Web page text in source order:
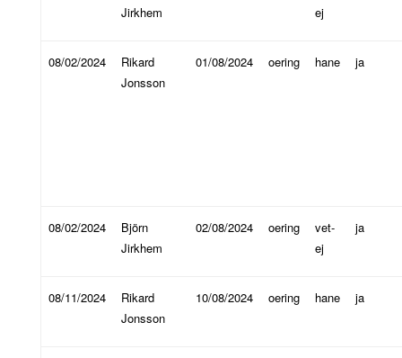
Jirkhem ej
08/02/2024
Rikard
Jonsson
01/08/2024 oering hane ja
08/02/2024
Björn
Jirkhem
02/08/2024 oering
vet-
ej
ja
08/11/2024
Rikard
Jonsson
10/08/2024 oering hane ja